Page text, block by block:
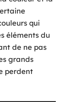
qui
éléments du
de ne pas
grands
perdent